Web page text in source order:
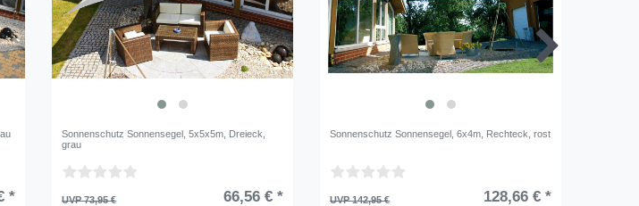
*
Sonnenschutz Sonnensegel, 5x5x5m, Dreieck,
grau
UVP 73,95 € 66,56 € *
Sonnenschutz Sonnensegel, 6x4m, Rechteck, rost
UVP 142,95 € 128,66 € *